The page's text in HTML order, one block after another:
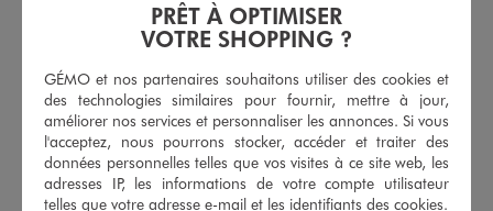
Combinaison pantalon multi-look en viscose femme
29,99 €
Les produits malins : multi look
AJOUTER AU PANIER
Combinaison pantalon multi-look en viscose femme
29,99 €
5/5 de moyenne
(4 avis)
AJOUTERAU PANIER
PRÊT À OPTIMISER
VOTRE SHOPPING ?
GÉMO et nos partenaires souhaitons utiliser des cookies et
des technologies similaires pour fournir, mettre à jour,
améliorer nos services et personnaliser les annonces. Si vous
l'acceptez, nous pourrons stocker, accéder et traiter des
données personnelles telles que vos visites à ce site web, les
adresses IP, les informations de votre compte utilisateur
telles que votre adresse e-mail et les identifiants des cookies.